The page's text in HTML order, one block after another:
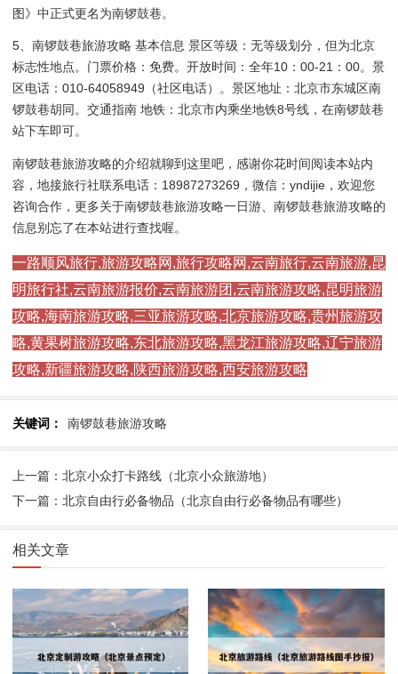
图》中正式更名为南锣鼓巷。
5、南锣鼓巷旅游攻略 基本信息 景区等级：无等级划分，但为北京
标志性地点。门票价格：免费。开放时间：全年10：00-21：00。景
区电话：010-64058949（社区电话）。景区地址：北京市东城区南
锣鼓巷胡同。交通指南 地铁：北京市内乘坐地铁8号线，在南锣鼓巷
站下车即可。
南锣鼓巷旅游攻略的介绍就聊到这里吧，感谢你花时间阅读本站内
容，地接旅行社联系电话：18987273269，微信：yndijie，欢迎您
咨询合作，更多关于南锣鼓巷旅游攻略一日游、南锣鼓巷旅游攻略的
信息别忘了在本站进行查找喔。
一路顺风旅行,旅游攻略网,旅行攻略网,云南旅行,云南旅游,昆
明旅行社,云南旅游报价,云南旅游团,云南旅游攻略,昆明旅游
攻略,海南旅游攻略,三亚旅游攻略,北京旅游攻略,贵州旅游攻
略,黄果树旅游攻略,东北旅游攻略,黑龙江旅游攻略,辽宁旅游
攻略,新疆旅游攻略,陕西旅游攻略,西安旅游攻略
关键词： 南锣鼓巷旅游攻略
上一篇：北京小众打卡路线（北京小众旅游地）
下一篇：北京自由行必备物品（北京自由行必备物品有哪些）
相关文章